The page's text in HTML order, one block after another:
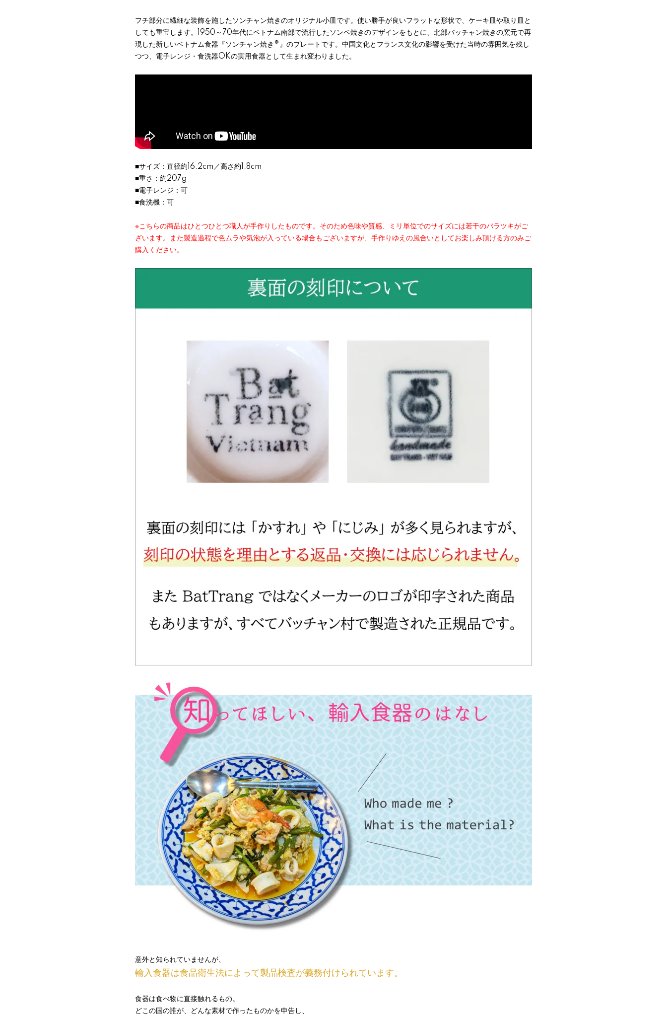
フチ部分に繊細な装飾を施したソンチャン焼きのオリジナル小皿です。使い勝手が良いフラットな形状で、ケーキ皿や取り皿と
しても重宝します。1950～70年代にベトナム南部で流行したソンベ焼きのデザインをもとに、北部バッチャン焼きの窯元で再
現した新しいベトナム食器『ソンチャン焼き®』のプレートです。中国文化とフランス文化の影響を受けた当時の雰囲気を残し
つつ、電子レンジ・食洗器OKの実用食器として生まれ変わりました。
■サイズ：直径約16.2cm／高さ約1.8cm
■重さ：約207g
■電子レンジ：可
■食洗機：可
※こちらの商品はひとつひとつ職人が手作りしたものです。そのため色味や質感、ミリ単位でのサイズには若干のバラツキがご
ざいます。また製造過程で色ムラや気泡が入っている場合もございますが、手作りゆえの風合いとしてお楽しみ頂ける方のみご
購入ください。
意外と知られていませんが、
輸入食器は食品衛生法によって製品検査が義務付けられています。
食器は食べ物に直接触れるもの。
どこの国の誰が、どんな素材で作ったものかを申告し、